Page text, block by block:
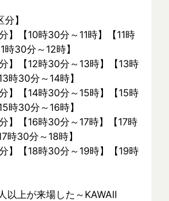
】
】【10時30分～11時】【11時
時30分～12時】
】【12時30分～13時】【13時
時30分～14時】
】【14時30分～15時】【15時
時30分～16時】
】【16時30分～17時】【17時
時30分～18時】
】【18時30分～19時】【19時
以上が来場した～KAWAII